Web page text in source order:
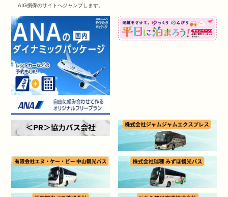
AIG損保のサイトへジャンプします。